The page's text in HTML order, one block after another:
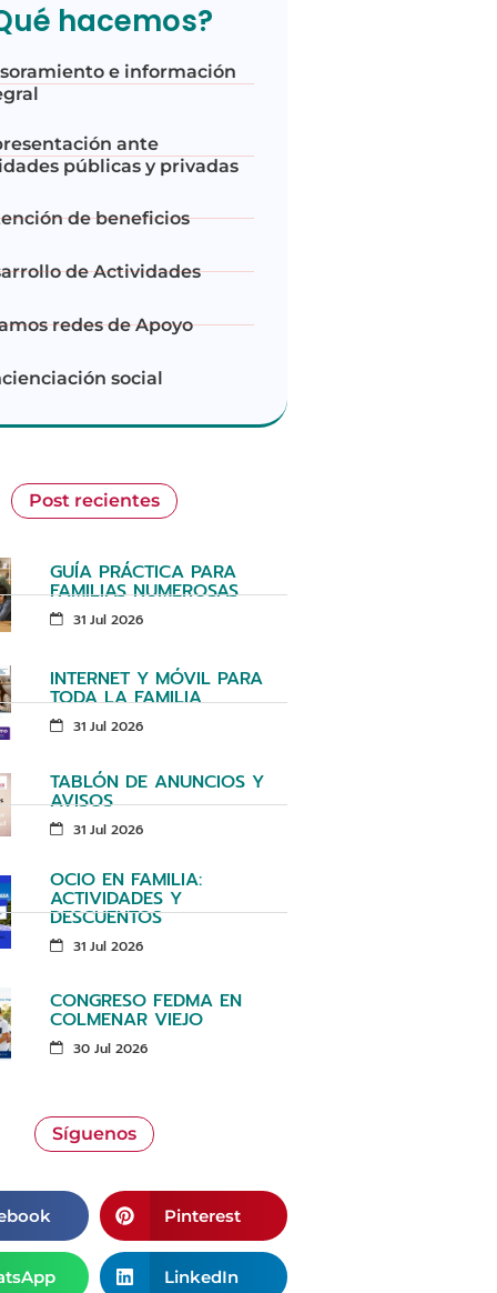
hacemos?
e información
ante
públicas y privadas
de beneficios
de Actividades
redes de Apoyo
social
Post recientes
GUÍA PRÁCTICA PARA
FAMILIAS NUMEROSAS
31 Jul 2026
INTERNET Y MÓVIL PARA
TODA LA FAMILIA
31 Jul 2026
TABLÓN DE ANUNCIOS Y
AVISOS
31 Jul 2026
OCIO EN FAMILIA:
ACTIVIDADES Y
DESCUENTOS
31 Jul 2026
CONGRESO FEDMA EN
COLMENAR VIEJO
30 Jul 2026
Síguenos
Pinterest
LinkedIn